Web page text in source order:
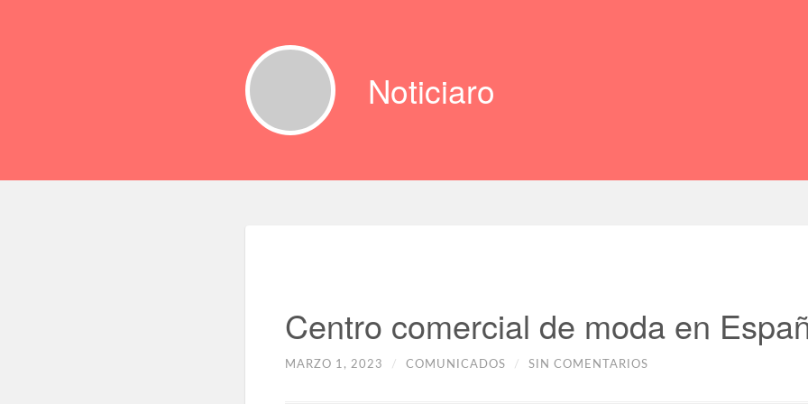
Noticiaro
Centro comercial de moda en
MARZO 1, 2023 / COMUNICADOS / SIN COMENTARIOS